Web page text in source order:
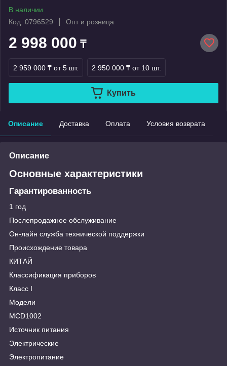
В наличии
Код: 0796529
Опт и розница
2 998 000 ₸
2 959 000 ₸ от 5 шт. 2 950 000 ₸ от 10 шт.
Купить
Описание Доставка Оплата Условия возврата
Описание
Основные характеристики
Гарантированность
1 год
Послепродажное обслуживание
Он-лайн служба технической поддержки
Происхождение товара
КИТАЙ
Классификация приборов
Класс I
Модели
MCD1002
Источник питания
Электрические
Электропитание